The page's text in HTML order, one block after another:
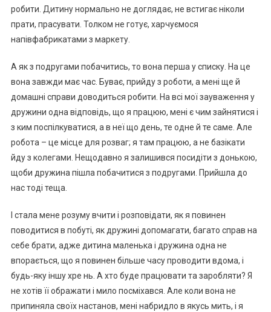
робити. Дитину нормально не доглядає, не встигає ніколи
прати, прасувати. Толком не готує, харчуємося
напівфабрикатами з маркету.
А як з подругами побачитись, то вона перша у списку. На це
вона завжди має час. Буває, прийду з роботи, а мені ще й
домашні справи доводиться робити. На всі мої зауваження у
дружини одна відповідь, що я працюю, мені є чим зайнятися і
з ким поспілкуватися, а в неї що день, те одне й те саме. Але
робота – це місце для розваг; я там працюю, а не базікати
йду з колегами. Нещодавно я залишився посидіти з донькою,
щоби дружина пішла побачитися з подругами. Прийшла до
нас тоді теща.
І стала мене розуму вчити і розповідати, як я повинен
поводитися в побуті, як дружині допомагати, багато справ на
себе брати, адже дитина маленька і дружина одна не
впорається, що я повинен більше часу проводити вдома, і
будь-яку іншу xpе нь. А хто буде працювати та заробляти? Я
не хотів її ображати і мило посміхався. Але коли вона не
припиняла своїх настанов, мені набридло в якусь мить, і я